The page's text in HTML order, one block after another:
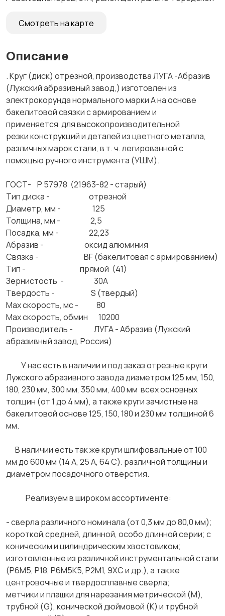
Смотреть на карте
Описание
. Круг (диск) отрезной, производства ЛУГА -Абразив
(Лужский абразивный завод,) изготовлен из
электрокорунда нормального марки А на основе
бакелитовой связки с армированием и
применяется для высокопроизводительной
резки конструкций и деталей из цветного металла,
различных марок стали, в т. ч. легированной с
помощью ручного инструмента (УШМ).
ГОСТ- Р 57978 (21963-82 - старый)
Тип диска - отрезной
Диаметр, мм - 125
Толщина, мм - 2,5
Посадка, мм - 22,23
Абразив - оксид алюминия
Связка - BF (бакелитовая с армированием)
Тип - прямой (41)
Зернистость - 30А
Твердость - S (твердый)
Max скорость, мс - 80
Max скорость, обмин 10200
Производитель - ЛУГА - Абразив (Лужский
абразивный завод, Россия)
У нас есть в наличии и под заказ отрезные круги
Лужского абразивного завода диаметром 125 мм, 150,
180, 230 мм, 300 мм, 350 мм, 400 мм всех основных
толщин (от 1 до 4 мм), а также круги зачистные на
бакелитовой основе 125, 150, 180 и 230 мм толщиной 6
мм.
В наличии есть так же круги шлифовальные от 100
мм до 600 мм (14 А, 25 А, 64 С). различной толщины и
диаметром посадочного отверстия.
Реализуем в широком ассортименте:
- сверла различного номинала (от 0,3 мм до 80,0 мм);
короткой,средней, длинной, особо длинной серии; с
коническим и цилиндрическим хвостовиком;
изготовленные из различной инструментальной стали
(Р6М5, Р18, Р6М5К5, Р2М1, 9ХС и др.), а также
центровочные и твердосплавные сверла;
метчики и плашки для нарезания метрической (М),
трубной (G), конической дюймовой (К) и трубной